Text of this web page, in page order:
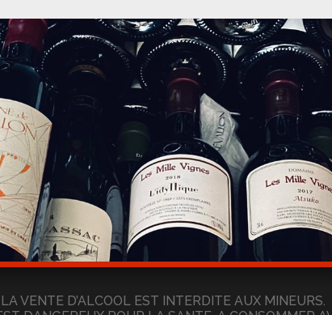
LA VENTE D’ALCOOL EST INTERDITE AUX MINEURS.